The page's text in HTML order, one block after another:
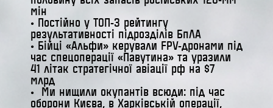
мін
• Постійно у ТОП-3 рейтингу
результативності підрозділів БпЛА
• Бійці «Альфи» керували FPV-дронами під
час спецоперації «Павутина» та уразили
41 літак стратегічної авіації рф на $7
млрд
• Ми нищили окупантів всюди: під час
оборони Києва, в Харківській операції,